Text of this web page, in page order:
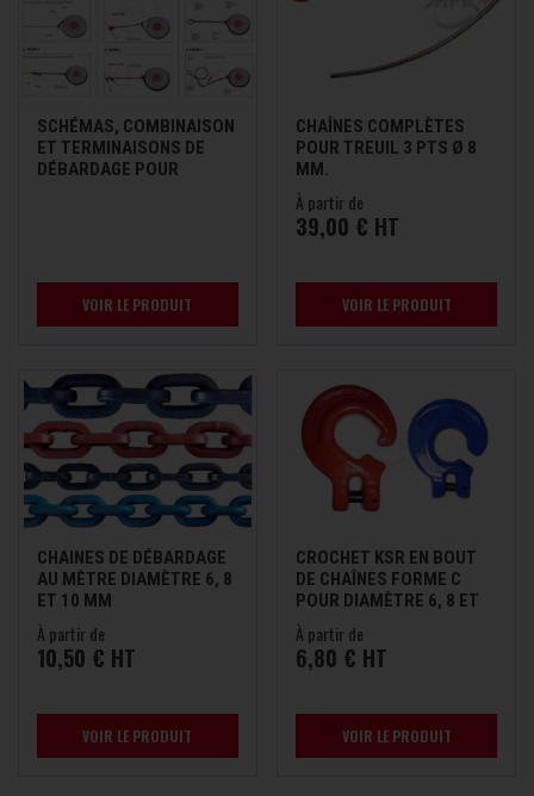
SCHÉMAS, COMBINAISON
ET TERMINAISONS DE
DÉBARDAGE POUR
VOIR LE PRODUIT
CHAÎNES COMPLÈTES
POUR TREUIL 3 PTS Ø 8
MM.
À partir de
39,00 € HT
VOIR LE PRODUIT
CHAINES DE DÉBARDAGE
AU MÈTRE DIAMÈTRE 6, 8
ET 10 MM
À partir de
10,50 € HT
VOIR LE PRODUIT
CROCHET KSR EN BOUT
DE CHAÎNES FORME C
POUR DIAMÈTRE 6, 8 ET
10 MM
À partir de
6,80 € HT
VOIR LE PRODUIT